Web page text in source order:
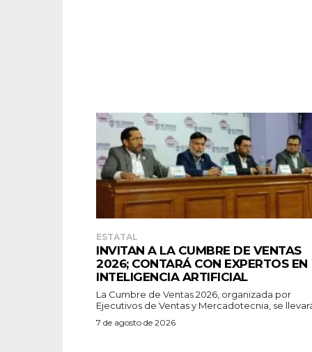
ESTATAL
INVITAN A LA CUMBRE DE VENTAS
2026; CONTARÁ CON EXPERTOS EN
INTELIGENCIA ARTIFICIAL
La Cumbre de Ventas 2026, organizada por
Ejecutivos de Ventas y Mercadotecnia, se
7 de agosto de 2026